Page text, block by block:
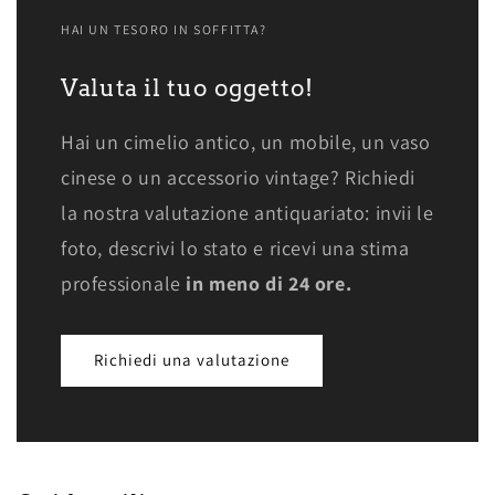
HAI UN TESORO IN SOFFITTA?
Valuta il tuo oggetto!
Hai un cimelio antico, un mobile, un vaso
cinese o un accessorio vintage? Richiedi
la nostra valutazione antiquariato: invii le
foto, descrivi lo stato e ricevi una stima
professionale in meno di 24 ore.
Richiedi una valutazione